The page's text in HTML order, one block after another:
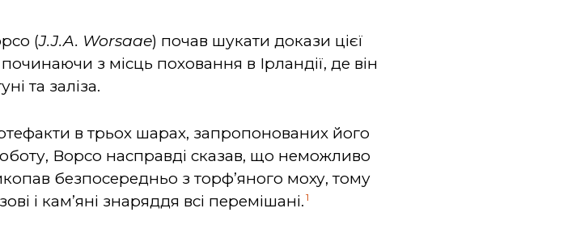
(J.J.A. Worsaae) почав шукати докази цієї
з місць поховання в Ірландії, де він
та заліза.
в трьох шарах, запропонованих його
Ворсо насправді сказав, що неможливо
безпосередньо з торф’яного моху, тому
і кам’яні знаряддя всі перемішані. 1